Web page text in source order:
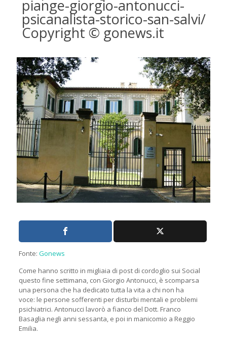
piange-giorgio-antonucci-
psicanalista-storico-san-salvi/
Copyright © gonews.it
Fonte: Gonews
Come hanno scritto in migliaia di post di cordoglio sui Social
questo fine settimana, con Giorgio Antonucci, è scomparsa
una persona che ha dedicato tutta la vita a chi non ha
voce: le persone sofferenti per disturbi mentali e problemi
psichiatrici. Antonucci lavorò a fianco del Dott. Franco
Basaglia negli anni sessanta, e poi in manicomio a Reggio
Emilia.